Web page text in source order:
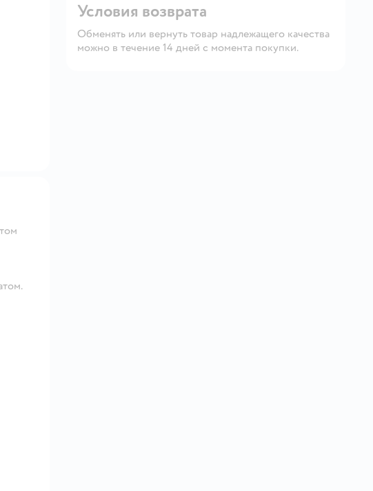
Условия возврата
Обменять или вернуть товар надлежащего качества
можно в течение 14 дней с момента покупки.